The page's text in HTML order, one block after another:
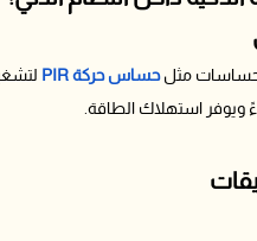
حساسات مثلحساس حركة PIR
ويوفر استهلاك الطاقة.